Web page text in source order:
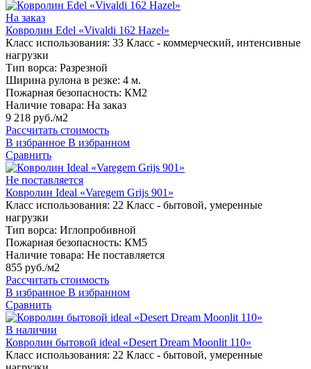
На заказ
Ковролин Edel «Vivaldi 162 Hazel»
Класс использования: 33 Класс - коммерческий, интенсивные
нагрузки
Тип ворса: Разрезной
Ширина рулона в резке: 4 м.
Пожарная безопасность: КМ2
Наличие товара: На заказ
9 218 руб./м2
Рассчитать стоимость
В избранное В избранном
Сравнить
Не поставляется
Ковролин Ideal «Varegem Grijs 901»
Класс использования: 22 Класс - бытовой, умеренные
нагрузки
Тип ворса: Иглопробивной
Пожарная безопасность: КМ5
Наличие товара: Не поставляется
855 руб./м2
Рассчитать стоимость
В избранное В избранном
Сравнить
В наличии
Ковролин бытовой ideal «Desert Dream Moonlit 110»
Класс использования: 22 Класс - бытовой, умеренные